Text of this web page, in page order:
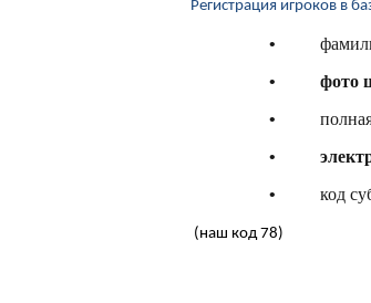
Регистрация игроков в
•
•
фото
•
•
•
код
(наш код 78)